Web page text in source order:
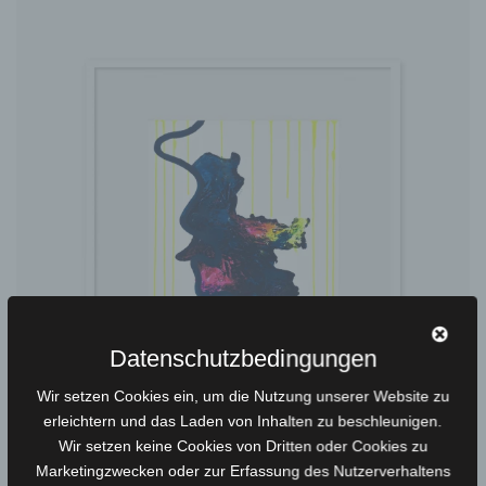
Datenschutzbedingungen
Wir setzen Cookies ein, um die Nutzung unserer Website zu
erleichtern und das Laden von Inhalten zu beschleunigen.
Wir setzen keine Cookies von Dritten oder Cookies zu
Marketingzwecken oder zur Erfassung des Nutzerverhaltens